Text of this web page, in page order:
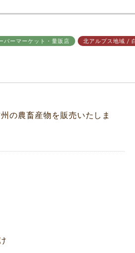
パーマーケット・量販店 北アルプス地域 /
の農畜産物を販売いたしま